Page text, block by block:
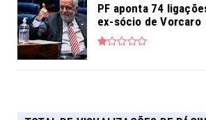
PF aponta 74
ex-sócio de Vorcaro